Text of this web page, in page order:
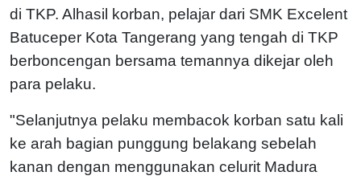
di TKP. Alhasil korban, pelajar dari SMK Excelent
Batuceper Kota Tangerang yang tengah di TKP
berboncengan bersama temannya dikejar oleh
para pelaku.
"Selanjutnya pelaku membacok korban satu kali
ke arah bagian punggung belakang sebelah
kanan dengan menggunakan celurit Madura